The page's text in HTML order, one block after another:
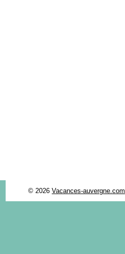
© 2026 Vacances-auvergne.com